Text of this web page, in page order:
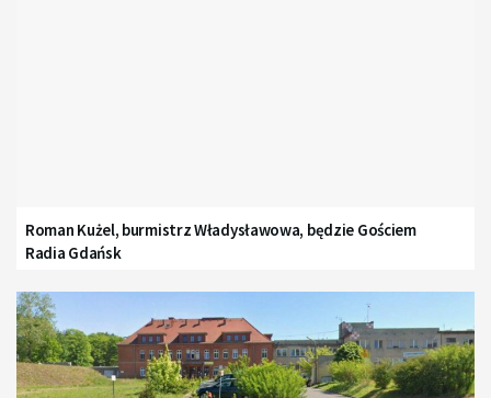
Roman Kużel, burmistrz Władysławowa, będzie Gościem
Radia Gdańsk